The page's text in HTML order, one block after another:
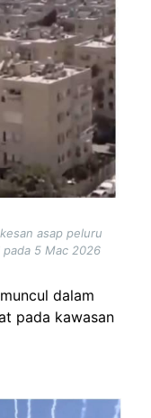
asap peluru
5 Mac 2026
dalam
pada kawasan